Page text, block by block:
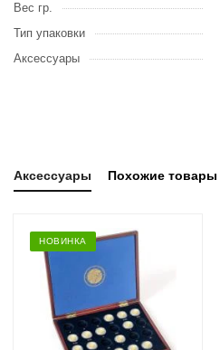
Вес гр.
Тип упаковки
Аксессуары
Аксессуары Похожие товары
НОВИНКА